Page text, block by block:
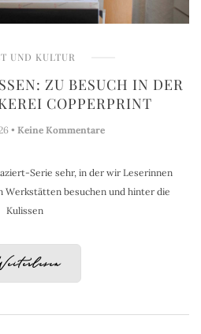
UND KULTUR
ZU BESUCH IN DER
COPPERPRINT
• Keine Kommentare
Serie sehr, in der wir Leserinnen
Werkstätten besuchen und hinter die
Kulissen